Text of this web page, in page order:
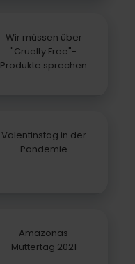
Wir müssen über
"Cruelty Free"-
Produkte sprechen
Valentinstag in der
Pandemie
Amazonas
Muttertag 2021